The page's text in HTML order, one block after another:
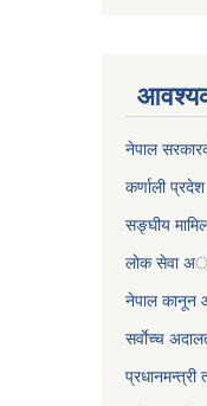
नेपाल
कर्णाली प्रदेश
सङ्घीय
लाेक सेवा
नेपाल कानून
सर्वाेच्च
प्रधानमन्त्री